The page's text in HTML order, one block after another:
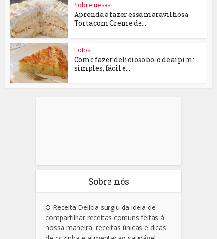
Sobremesas
Aprenda a fazer essa maravilhosa
Torta com Creme de...
Bolos
Como fazer delicioso bolo de aipim:
simples, fácil e...
Sobre nós
O Receita Delícia surgiu da ideia de
compartilhar receitas comuns feitas à
nossa maneira, receitas únicas e dicas